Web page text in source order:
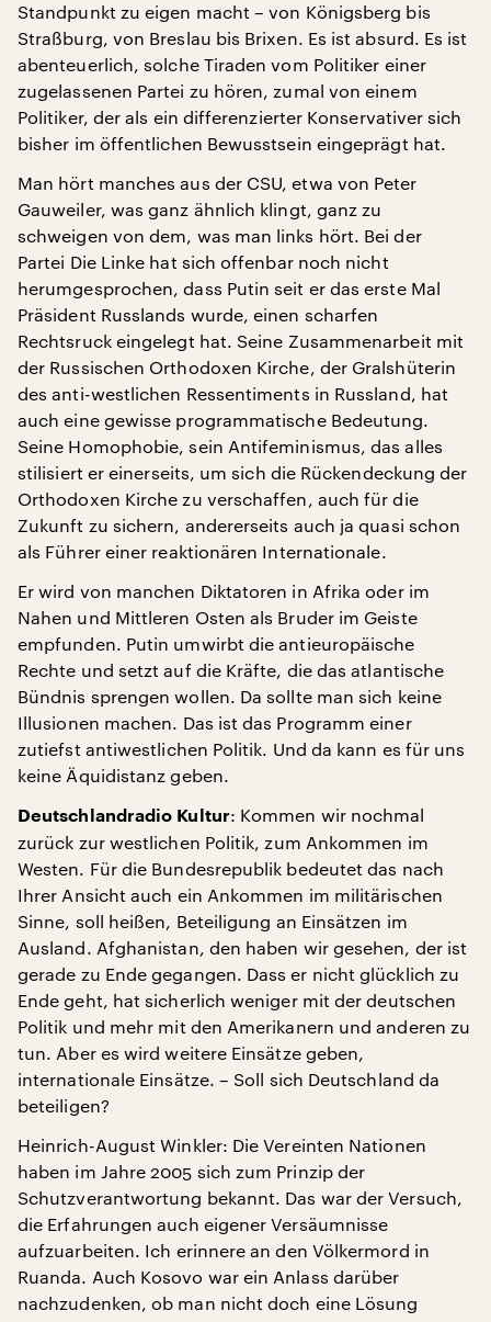
Standpunkt zu eigen macht – von Königsberg bis
Straßburg, von Breslau bis Brixen. Es ist absurd. Es ist
abenteuerlich, solche Tiraden vom Politiker einer
zugelassenen Partei zu hören, zumal von einem
Politiker, der als ein differenzierter Konservativer sich
bisher im öffentlichen Bewusstsein eingeprägt hat.
Man hört manches aus der CSU, etwa von Peter
Gauweiler, was ganz ähnlich klingt, ganz zu
schweigen von dem, was man links hört. Bei der
Partei Die Linke hat sich offenbar noch nicht
herumgesprochen, dass Putin seit er das erste Mal
Präsident Russlands wurde, einen scharfen
Rechtsruck eingelegt hat. Seine Zusammenarbeit mit
der Russischen Orthodoxen Kirche, der Gralshüterin
des anti-westlichen Ressentiments in Russland, hat
auch eine gewisse programmatische Bedeutung.
Seine Homophobie, sein Antifeminismus, das alles
stilisiert er einerseits, um sich die Rückendeckung der
Orthodoxen Kirche zu verschaffen, auch für die
Zukunft zu sichern, andererseits auch ja quasi schon
als Führer einer reaktionären Internationale.
Er wird von manchen Diktatoren in Afrika oder im
Nahen und Mittleren Osten als Bruder im Geiste
empfunden. Putin umwirbt die antieuropäische
Rechte und setzt auf die Kräfte, die das atlantische
Bündnis sprengen wollen. Da sollte man sich keine
Illusionen machen. Das ist das Programm einer
zutiefst antiwestlichen Politik. Und da kann es für uns
keine Äquidistanz geben.
Deutschlandradio Kultur: Kommen wir nochmal
zurück zur westlichen Politik, zum Ankommen im
Westen. Für die Bundesrepublik bedeutet das nach
Ihrer Ansicht auch ein Ankommen im militärischen
Sinne, soll heißen, Beteiligung an Einsätzen im
Ausland. Afghanistan, den haben wir gesehen, der ist
gerade zu Ende gegangen. Dass er nicht glücklich zu
Ende geht, hat sicherlich weniger mit der deutschen
Politik und mehr mit den Amerikanern und anderen zu
tun. Aber es wird weitere Einsätze geben,
internationale Einsätze. – Soll sich Deutschland da
beteiligen?
Heinrich-August Winkler: Die Vereinten Nationen
haben im Jahre 2005 sich zum Prinzip der
Schutzverantwortung bekannt. Das war der Versuch,
die Erfahrungen auch eigener Versäumnisse
aufzuarbeiten. Ich erinnere an den Völkermord in
Ruanda. Auch Kosovo war ein Anlass darüber
nachzudenken, ob man nicht doch eine Lösung